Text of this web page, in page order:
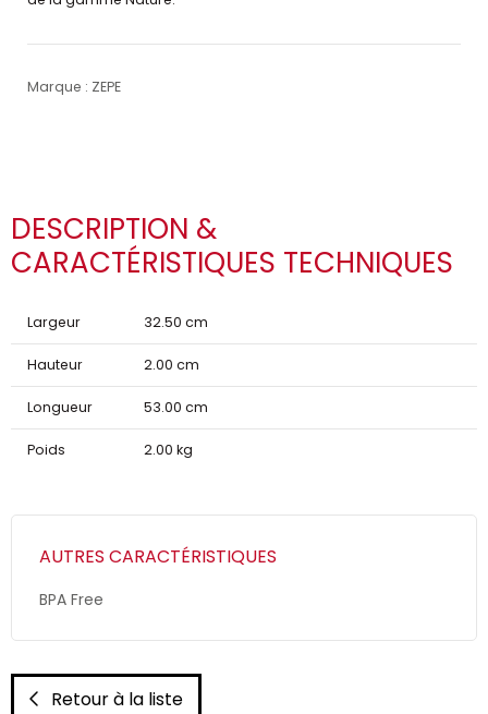
Marque : ZEPE
DESCRIPTION &
CARACTÉRISTIQUES TECHNIQUES
Largeur 32.50 cm
Hauteur 2.00 cm
Longueur 53.00 cm
Poids 2.00 kg
AUTRES CARACTÉRISTIQUES
BPA Free
Retour à la liste